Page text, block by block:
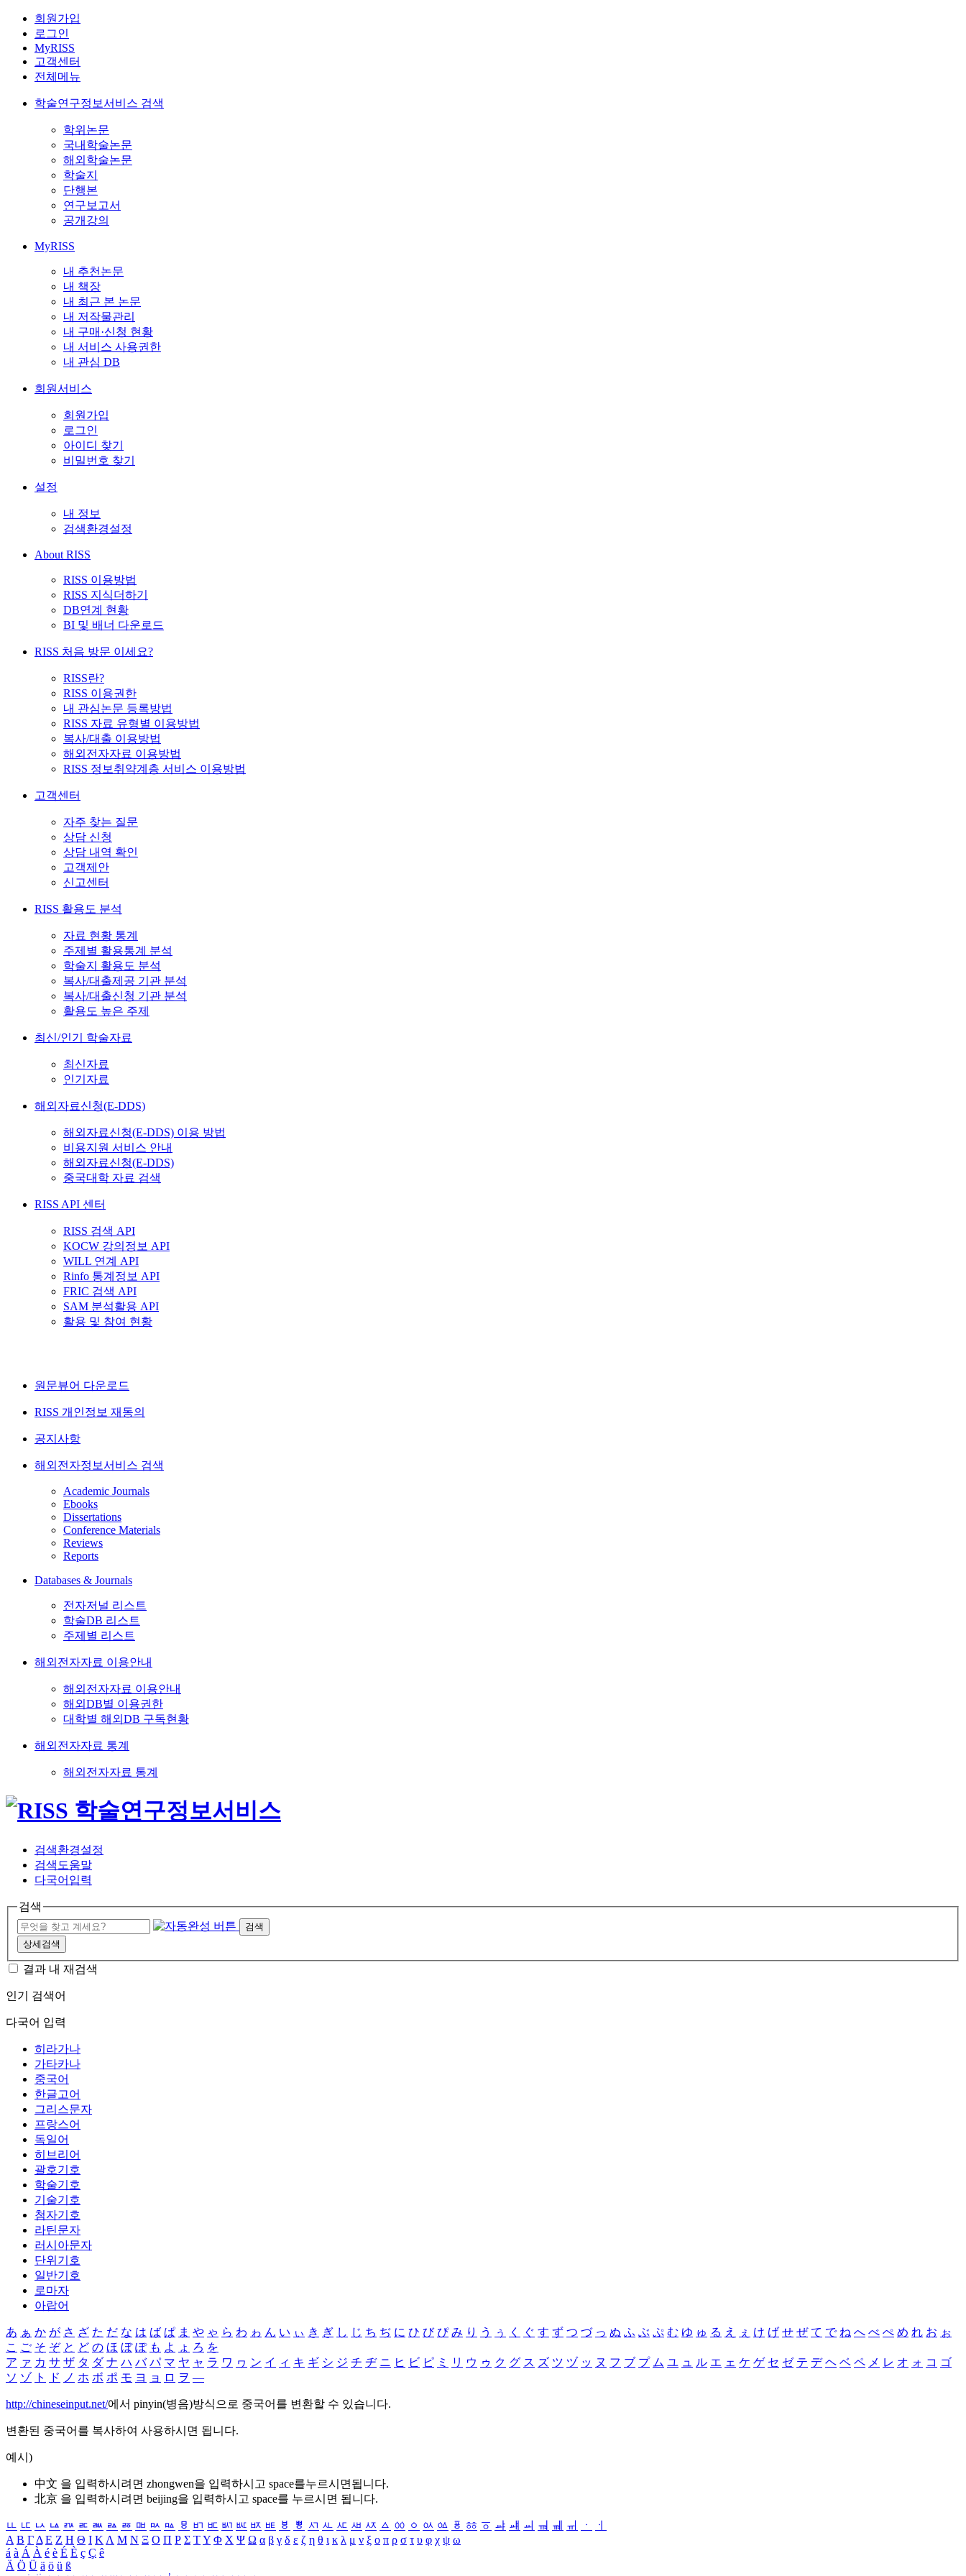
회원가입
로그인
MyRISS
고객센터
전체메뉴
학술연구정보서비스 검색
학위논문
국내학술논문
해외학술논문
학술지
단행본
연구보고서
공개강의
MyRISS
내 추천논문
내 책장
내 최근 본 논문
내 저작물관리
내 구매·신청 현황
내 서비스 사용권한
내 관심 DB
회원서비스
회원가입
로그인
아이디 찾기
비밀번호 찾기
설정
내 정보
검색환경설정
About RISS
RISS 이용방법
RISS 지식더하기
DB연계 현황
BI 및 배너 다운로드
RISS 처음 방문 이세요?
RISS란?
RISS 이용권한
내 관심논문 등록방법
RISS 자료 유형별 이용방법
복사/대출 이용방법
해외전자자료 이용방법
RISS 정보취약계층 서비스 이용방법
고객센터
자주 찾는 질문
상담 신청
상담 내역 확인
고객제안
신고센터
RISS 활용도 분석
자료 현황 통계
주제별 활용통계 분석
학술지 활용도 분석
복사/대출제공 기관 분석
복사/대출신청 기관 분석
활용도 높은 주제
최신/인기 학술자료
최신자료
인기자료
해외자료신청(E-DDS)
해외자료신청(E-DDS) 이용 방법
비용지원 서비스 안내
해외자료신청(E-DDS)
중국대학 자료 검색
RISS API 센터
RISS 검색 API
KOCW 강의정보 API
WILL 연계 API
Rinfo 통계정보 API
FRIC 검색 API
SAM 분석활용 API
활용 및 참여 현황
원문뷰어 다운로드
RISS 개인정보 재동의
공지사항
해외전자정보서비스 검색
Academic Journals
Ebooks
Dissertations
Conference Materials
Reviews
Reports
Databases & Journals
전자저널 리스트
학술DB 리스트
주제별 리스트
해외전자자료 이용안내
해외전자자료 이용안내
해외DB별 이용권한
대학별 해외DB 구독현황
해외전자자료 통계
해외전자자료 통계
검색환경설정
검색도움말
다국어입력
검색
검색
상세검색
결과 내 재검색
인기 검색어
다국어 입력
히라가나
가타카나
중국어
한글고어
그리스문자
프랑스어
독일어
히브리어
괄호기호
학술기호
기술기호
첨자기호
라틴문자
러시아문자
단위기호
일반기호
로마자
아랍어
あ ぁ か が さ ざ た だ な は ば ぱ ま や ゃ ら わ ゎ ん い ぃ き ぎ し じ ち ぢ に ひ び ぴ み り う ぅ く ぐ す ず つ づ っ ぬ ふ ぶ ぷ む ゆ ゅ る え ぇ け げ せ ぜ て で ね へ べ ぺ め れ お ぉ
こ ご そ ぞ と ど の ほ ぼ ぽ も よ ょ ろ を
ア ァ カ サ ザ タ ダ ナ ハ バ パ マ ヤ ャ ラ ワ ヮ ン イ ィ キ ギ シ ジ チ ヂ ニ ヒ ビ ピ ミ リ ウ ゥ ク グ ス ズ ツ ヅ ッ ヌ フ ブ プ ム ユ ュ ル エ ェ ケ ゲ セ ゼ テ デ ヘ ベ ペ メ レ オ ォ コ ゴ
ソ ゾ ト ド ノ ホ ボ ポ モ ヨ ョ ロ ヲ ―
http://chineseinput.net/에서 pinyin(병음)방식으로 중국어를 변환할 수 있습니다.
변환된 중국어를 복사하여 사용하시면 됩니다.
예시)
中文 을 입력하시려면 zhongwen을 입력하시고 space를누르시면됩니다.
北京 을 입력하시려면 beijing을 입력하시고 space를 누르시면 됩니다.
ㅥ ㅦ ㅧ ㅨ ㅩ ㅪ ㅫ ㅬ ㅭ ㅮ ㅯ ㅰ ㅱ ㅲ ㅳ ㅴ ㅵ ㅶ ㅷ ㅸ ㅹ ㅺ ㅻ ㅼ ㅽ ㅾ ㅿ ㆀ ㆁ ㆂ ㆃ ㆄ ㆅ ㆆ ㆇ ㆈ ㆉ ㆊ ㆋ ㆌ ㆍ
ㆎ
Α Β ΓΔ Ε Ζ Η Θ Ι ΚΛ Μ Ν Ξ Ο Π Ρ Σ ΤΥ Φ Χ Ψ Ω α β γ δ ε ζ η θ ι κ λ μ ν ξ ο π ρ σ τ υ φ χ ψ ω
á à Á À é è É È ç Ç ê
Ä Ö Ü ä ö ü ß